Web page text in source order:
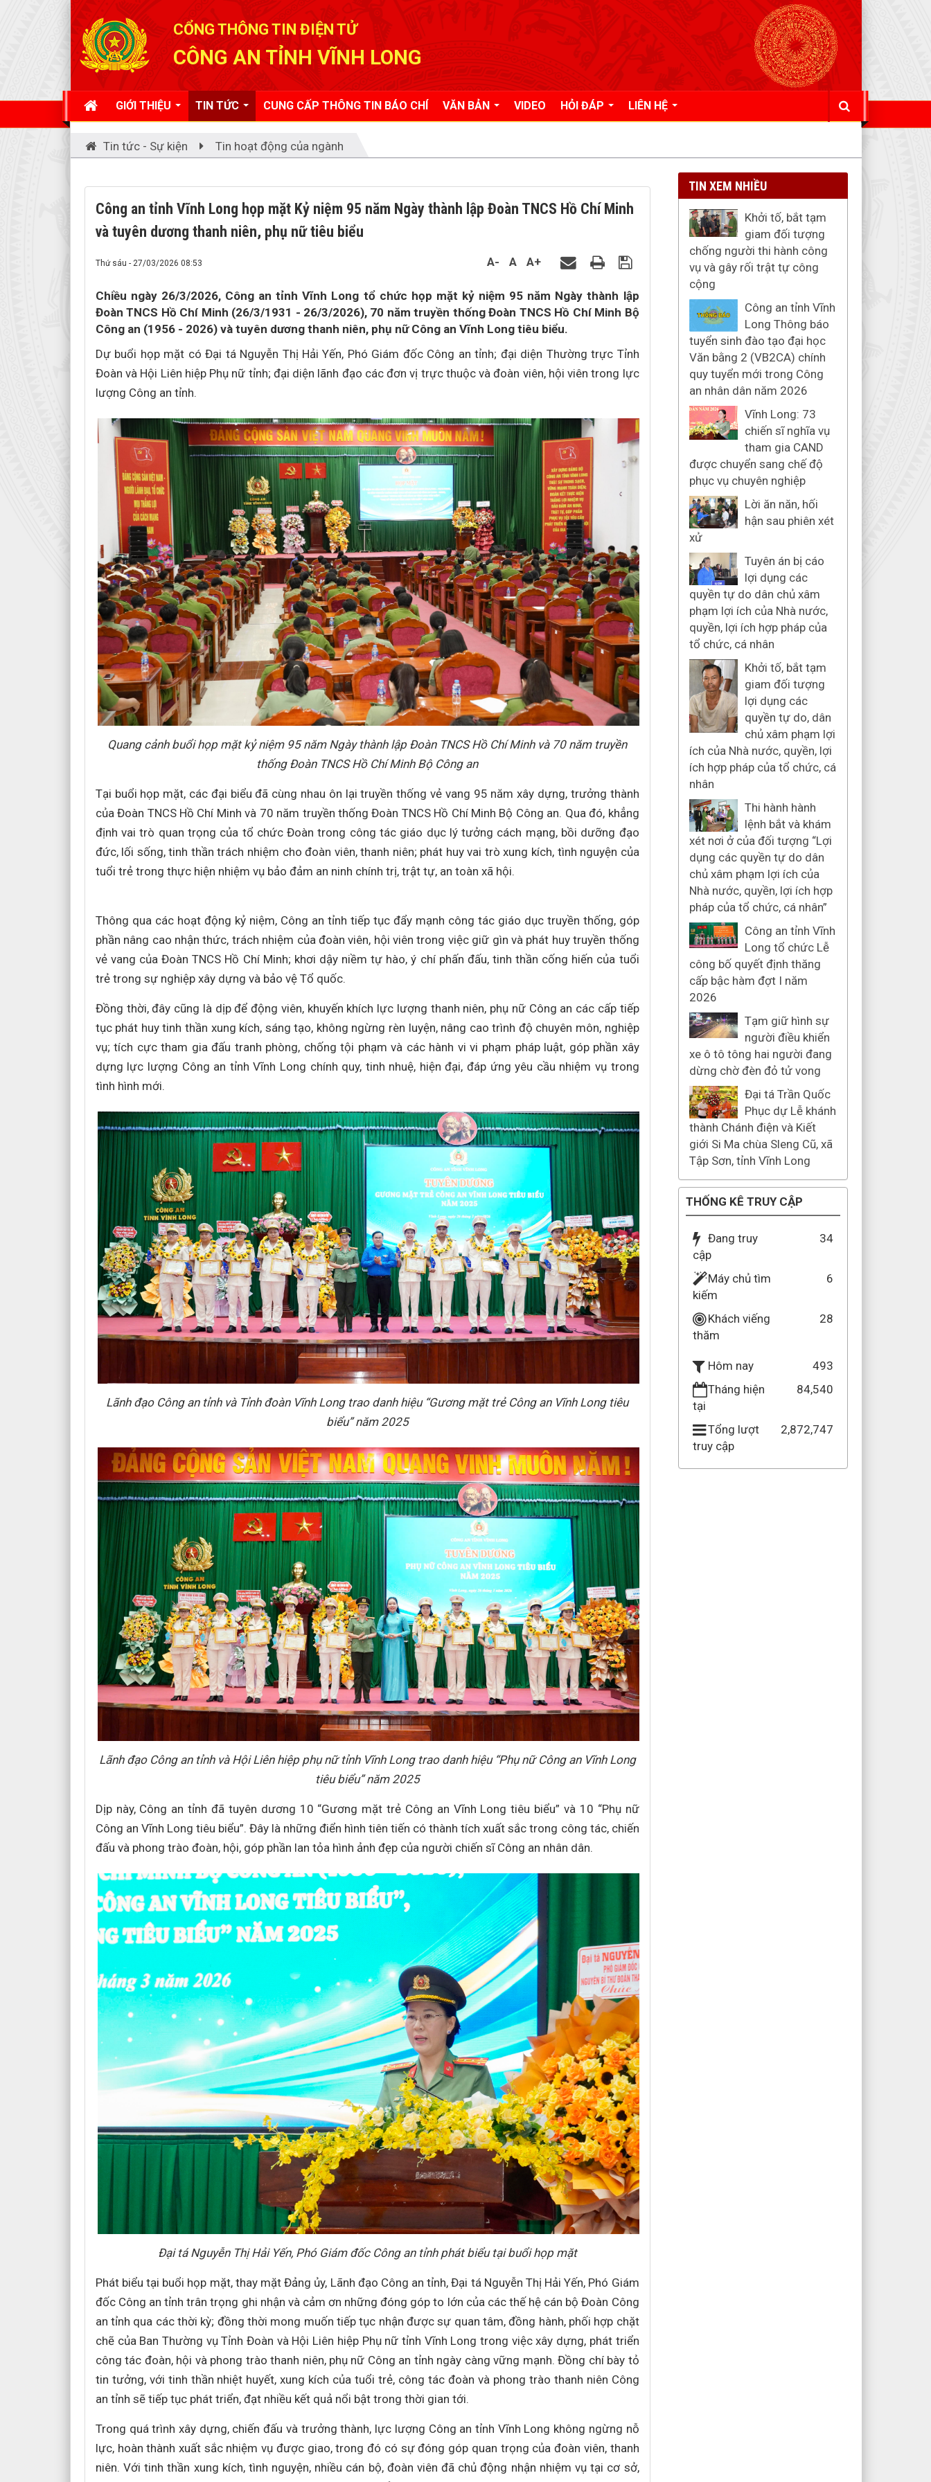
CỔNG THÔNG TIN ĐIỆN TỬ
CÔNG AN TỈNH VĨNH LONG
GIỚI THIỆU TIN TỨC CUNG CẤP THÔNG TIN BÁO CHÍ VĂN BẢN VIDEO HỎI ĐÁP LIÊN HỆ
Tin tức - Sự kiện Tin hoạt động của ngành
Công an tỉnh Vĩnh Long họp mặt Kỷ niệm 95 năm Ngày thành lập Đoàn TNCS Hồ Chí Minh
và tuyên dương thanh niên, phụ nữ tiêu biểu
Thứ sáu - 27/03/2026 08:53 A- A A+
Chiều ngày 26/3/2026, Công an tỉnh Vĩnh Long tổ chức họp mặt kỷ niệm 95 năm Ngày thành lập
Đoàn TNCS Hồ Chí Minh (26/3/1931 - 26/3/2026), 70 năm truyền thống Đoàn TNCS Hồ Chí Minh Bộ
Công an (1956 - 2026) và tuyên dương thanh niên, phụ nữ Công an Vĩnh Long tiêu biểu.
Dự buổi họp mặt có Đại tá Nguyễn Thị Hải Yến, Phó Giám đốc Công an tỉnh; đại diện Thường trực Tỉnh
Đoàn và Hội Liên hiệp Phụ nữ tỉnh; đại diện lãnh đạo các đơn vị trực thuộc và đoàn viên, hội viên trong lực
lượng Công an tỉnh.
Quang cảnh buổi họp mặt kỷ niệm 95 năm Ngày thành lập Đoàn TNCS Hồ Chí Minh và 70 năm truyền
thống Đoàn TNCS Hồ Chí Minh Bộ Công an
Tại buổi họp mặt, các đại biểu đã cùng nhau ôn lại truyền thống vẻ vang 95 năm xây dựng, trưởng thành
của Đoàn TNCS Hồ Chí Minh và 70 năm truyền thống Đoàn TNCS Hồ Chí Minh Bộ Công an. Qua đó, khẳng
định vai trò quan trọng của tổ chức Đoàn trong công tác giáo dục lý tưởng cách mạng, bồi dưỡng đạo
đức, lối sống, tinh thần trách nhiệm cho đoàn viên, thanh niên; phát huy vai trò xung kích, tình nguyện của
tuổi trẻ trong thực hiện nhiệm vụ bảo đảm an ninh chính trị, trật tự, an toàn xã hội.
Thông qua các hoạt động kỷ niệm, Công an tỉnh tiếp tục đẩy mạnh công tác giáo dục truyền thống, góp
phần nâng cao nhận thức, trách nhiệm của đoàn viên, hội viên trong việc giữ gìn và phát huy truyền thống
vẻ vang của Đoàn TNCS Hồ Chí Minh; khơi dậy niềm tự hào, ý chí phấn đấu, tinh thần cống hiến của tuổi
trẻ trong sự nghiệp xây dựng và bảo vệ Tổ quốc.
Đồng thời, đây cũng là dịp để động viên, khuyến khích lực lượng thanh niên, phụ nữ Công an các cấp tiếp
tục phát huy tinh thần xung kích, sáng tạo, không ngừng rèn luyện, nâng cao trình độ chuyên môn, nghiệp
vụ; tích cực tham gia đấu tranh phòng, chống tội phạm và các hành vi vi phạm pháp luật, góp phần xây
dựng lực lượng Công an tỉnh Vĩnh Long chính quy, tinh nhuệ, hiện đại, đáp ứng yêu cầu nhiệm vụ trong
tình hình mới.
Lãnh đạo Công an tỉnh và Tỉnh đoàn Vĩnh Long trao danh hiệu “Gương mặt trẻ Công an Vĩnh Long tiêu
biểu” năm 2025
Lãnh đạo Công an tỉnh và Hội Liên hiệp phụ nữ tỉnh Vĩnh Long trao danh hiệu “Phụ nữ Công an Vĩnh Long
tiêu biểu” năm 2025
Dịp này, Công an tỉnh đã tuyên dương 10 “Gương mặt trẻ Công an Vĩnh Long tiêu biểu” và 10 “Phụ nữ
Công an Vĩnh Long tiêu biểu”. Đây là những điển hình tiên tiến có thành tích xuất sắc trong công tác, chiến
đấu và phong trào đoàn, hội, góp phần lan tỏa hình ảnh đẹp của người chiến sĩ Công an nhân dân.
Đại tá Nguyễn Thị Hải Yến, Phó Giám đốc Công an tỉnh phát biểu tại buổi họp mặt
Phát biểu tại buổi họp mặt, thay mặt Đảng ủy, Lãnh đạo Công an tỉnh, Đại tá Nguyễn Thị Hải Yến, Phó Giám
đốc Công an tỉnh trân trọng ghi nhận và cảm ơn những đóng góp to lớn của các thế hệ cán bộ Đoàn Công
an tỉnh qua các thời kỳ; đồng thời mong muốn tiếp tục nhận được sự quan tâm, đồng hành, phối hợp chặt
chẽ của Ban Thường vụ Tỉnh Đoàn và Hội Liên hiệp Phụ nữ tỉnh Vĩnh Long trong việc xây dựng, phát triển
công tác đoàn, hội và phong trào thanh niên, phụ nữ Công an tỉnh ngày càng vững mạnh. Đồng chí bày tỏ
tin tưởng, với tinh thần nhiệt huyết, xung kích của tuổi trẻ, công tác đoàn và phong trào thanh niên Công
an tỉnh sẽ tiếp tục phát triển, đạt nhiều kết quả nổi bật trong thời gian tới.
Trong quá trình xây dựng, chiến đấu và trưởng thành, lực lượng Công an tỉnh Vĩnh Long không ngừng nỗ
lực, hoàn thành xuất sắc nhiệm vụ được giao, trong đó có sự đóng góp quan trọng của đoàn viên, thanh
niên. Với tinh thần xung kích, tình nguyện, nhiều cán bộ, đoàn viên đã chủ động nhận nhiệm vụ tại cơ sở,
TIN XEM NHIỀU
Khởi tố, bắt tạm
giam đối tượng
chống người thi hành công
vụ và gây rối trật tự công
cộng
Công an tỉnh Vĩnh
Long Thông báo
tuyển sinh đào tạo đại học
Văn bằng 2 (VB2CA) chính
quy tuyển mới trong Công
an nhân dân năm 2026
Vĩnh Long: 73
chiến sĩ nghĩa vụ
tham gia CAND
được chuyển sang chế độ
phục vụ chuyên nghiệp
Lời ăn năn, hối
hận sau phiên xét
xử
Tuyên án bị cáo
lợi dụng các
quyền tự do dân chủ xâm
phạm lợi ích của Nhà nước,
quyền, lợi ích hợp pháp của
tổ chức, cá nhân
Khởi tố, bắt tạm
giam đối tượng
lợi dụng các
quyền tự do, dân
chủ xâm phạm lợi
ích của Nhà nước, quyền, lợi
ích hợp pháp của tổ chức, cá
nhân
Thi hành hành
lệnh bắt và khám
xét nơi ở của đối tượng “Lợi
dụng các quyền tự do dân
chủ xâm phạm lợi ích của
Nhà nước, quyền, lợi ích hợp
pháp của tổ chức, cá nhân”
Công an tỉnh Vĩnh
Long tổ chức Lễ
công bố quyết định thăng
cấp bậc hàm đợt I năm
2026
Tạm giữ hình sự
người điều khiển
xe ô tô tông hai người đang
dừng chờ đèn đỏ tử vong
Đại tá Trần Quốc
Phục dự Lễ khánh
thành Chánh điện và Kiết
giới Si Ma chùa Sleng Cũ, xã
Tập Sơn, tỉnh Vĩnh Long
THỐNG KÊ TRUY CẬP
Đang truy
cập
34
Máy chủ tìm
kiếm
6
Khách viếng
thăm
28
Hôm nay
493
Tháng hiện
tại
84,540
Tổng lượt
truy cập
2,872,747